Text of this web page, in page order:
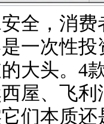
全，消
一次性
大头。4
屋、飞
们本质